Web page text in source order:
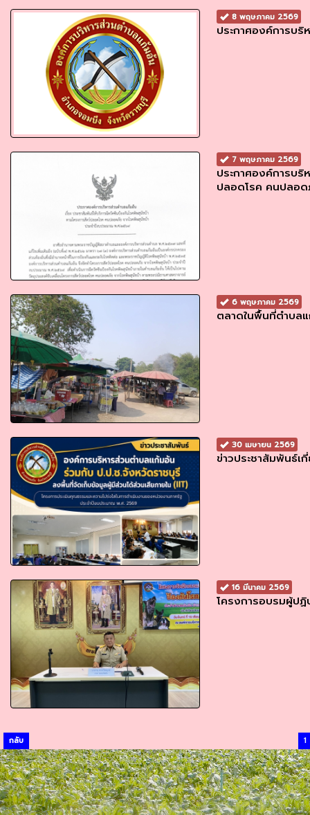
8 พฤษภาคม 2569
ประกาศองค์การบ
7 พฤษภาคม 2569
ประกาศองค์การบ
ปลอดโรค คนปลอ
6 พฤษภาคม 2569
ตลาดในพื้นที่ตำบล
30 เมษายน 2569
ข่าวประชาสัมพันธ์เ
16 มีนาคม 2569
โครงการอบรมผู้ป
กลับ 1